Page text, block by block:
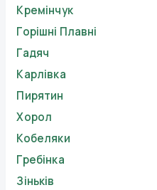
Кремінчук
Горішні Плавні
Гадяч
Карлівка
Пирятин
Хорол
Кобеляки
Гребінка
Зіньків